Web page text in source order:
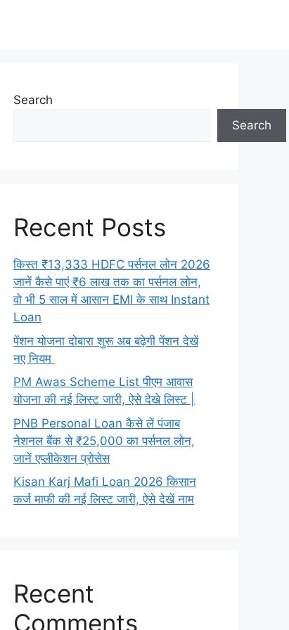
Search
Search
Recent Posts
किस्त ₹13,333 HDFC पर्सनल लोन 2026
जानें कैसे पाएं ₹6 लाख तक का पर्सनल लोन,
वो भी 5 साल में आसान EMI के साथ Instant
Loan
पेंशन योजना दोबारा शुरू अब बढ़ेगी पेंशन देखें
नए नियम
PM Awas Scheme List पीएम आवास
योजना की नई लिस्ट जारी, ऐसे देखे लिस्ट |
PNB Personal Loan कैसे लें पंजाब
नेशनल बैंक से ₹25,000 का पर्सनल लोन,
जानें एप्लीकेशन प्रोसेस
Kisan Karj Mafi Loan 2026 किसान
कर्ज माफी की नई लिस्ट जारी, ऐसे देखें नाम
Recent
Comments